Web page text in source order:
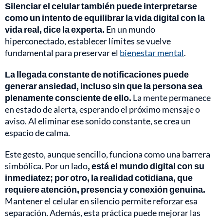
Silenciar el celular también puede interpretarse
como un intento de equilibrar la vida digital con la
vida real, dice la experta. En un mundo
hiperconectado, establecer límites se vuelve
fundamental para preservar el bienestar mental.
La llegada constante de notificaciones puede
generar ansiedad, incluso sin que la persona sea
plenamente consciente de ello. La mente permanece
en estado de alerta, esperando el próximo mensaje o
aviso. Al eliminar ese sonido constante, se crea un
espacio de calma.
Este gesto, aunque sencillo, funciona como una barrera
simbólica. Por un lado, está el mundo digital con su
inmediatez; por otro, la realidad cotidiana, que
requiere atención, presencia y conexión genuina.
Mantener el celular en silencio permite reforzar esa
separación. Además, esta práctica puede mejorar las